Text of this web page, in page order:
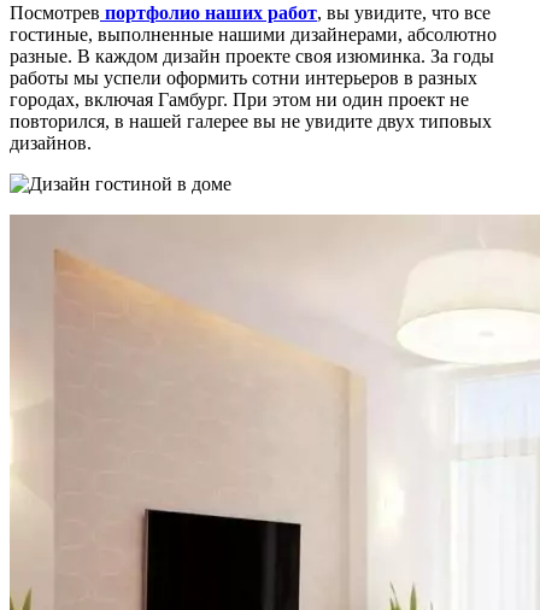
Посмотрев портфолио наших работ, вы увидите, что все
гостиные, выполненные нашими дизайнерами, абсолютно
разные. В каждом дизайн проекте своя изюминка. За годы
работы мы успели оформить сотни интерьеров в разных
городах, включая Гамбург. При этом ни один проект не
повторился, в нашей галерее вы не увидите двух типовых
дизайнов.